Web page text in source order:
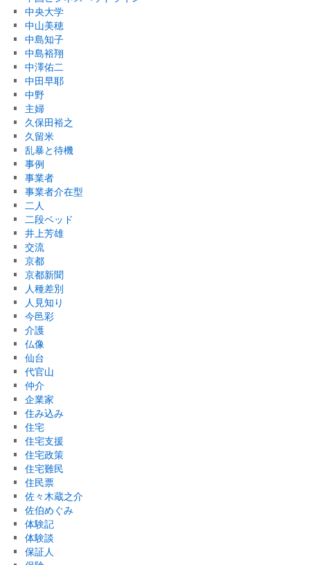
中央大学
中山美穂
中島知子
中島裕翔
中澤佑二
中田早耶
中野
主婦
久保田裕之
久留米
乱暴と待機
事例
事業者
事業者介在型
二人
二段ベッド
井上芳雄
交流
京都
京都新聞
人種差別
人見知り
今邑彩
介護
仏像
仙台
代官山
仲介
企業家
住み込み
住宅
住宅支援
住宅政策
住宅難民
住民票
佐々木蔵之介
佐伯めぐみ
体験記
体験談
保証人